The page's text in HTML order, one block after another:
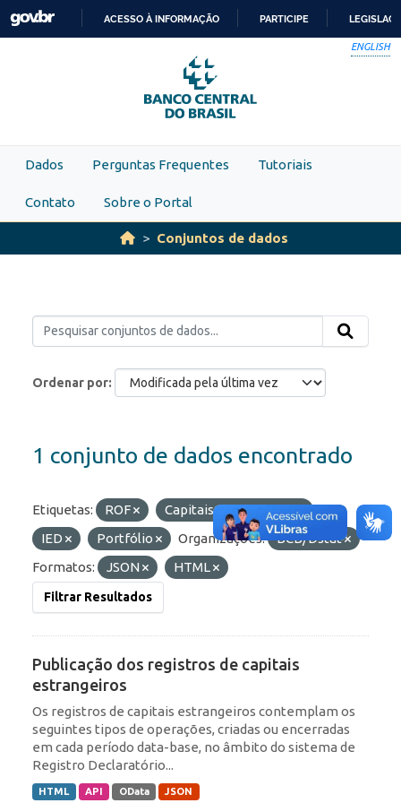
Skip to main content
PARA
O
CONTEÚDO
ACESSO À INFORMAÇÃO PARTICIPE
ENGLISH
Dados Perguntas Frequentes Tutoriais
Contato Sobre o Portal
Conjuntos de dados
Ordenar por
1 conjunto de dados encontrado
Etiquetas: ROF
Capitais Estrangeiros
IED
Portfólio Organizações:
BCB/Dstat
Formatos:
JSON HTML
Filtrar Resultados
Publicação dos registros de capitais
estrangeiros
Os registros de capitais estrangeiros contemplam os
seguintes tipos de operações, criadas ou encerradas
em cada período data-base, no âmbito do sistema de
Registro Declaratório...
HTML API OData JSON